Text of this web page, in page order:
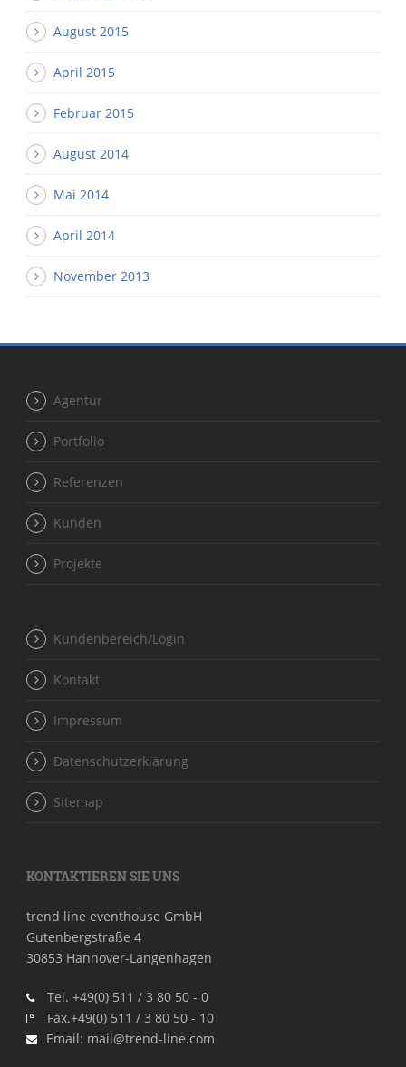
August 2015
April 2015
Februar 2015
August 2014
Mai 2014
April 2014
November 2013
Agentur
Portfolio
Referenzen
Kunden
Projekte
Kundenbereich/Login
Kontakt
Impressum
Datenschutzerklärung
Sitemap
KONTAKTIEREN SIE UNS
trend line eventhouse GmbH
Gutenbergstraße 4
30853 Hannover-Langenhagen
Tel. +49(0) 511 / 3 80 50 - 0
Fax.+49(0) 511 / 3 80 50 - 10
Email: mail@trend-line.com